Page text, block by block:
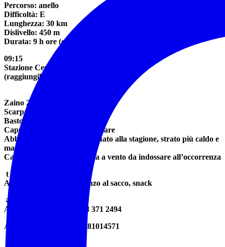
Percorso: anello
Difficoltà: E
Lunghezza: 30 km
Dislivello: 450 m
Durata: 9 h ore (comprese soste)
09:15
Stazione Cesano di Roma
(raggiungibile da Roma con FS)
Zaino 20/30 litri
Scarpa da trekking
Bastoncini da trekking
Cappello, occhiali e crema solare
Abbigliamento a strati adeguato alla stagione, strato più caldo e
maglia di ricambio
Capo impermeabile e giacca a vento da indossare all’occorrenza
️ t
Acqua (almeno 1,5l), pranzo al sacco, snack
♀️
AEV Gianni Onorati 328 371 2494
AEV Agnese Svampa 3381014571